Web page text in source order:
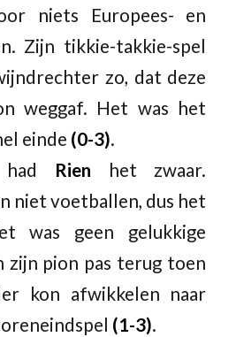
niets Europees- en
Zijn tikkie-takkie-spel
zo, dat deze
weggaf. Het was het
einde (0-3).
had Rien het zwaar.
niet voetballen, dus het
was geen gelukkige
zijn pion pas terug toen
kon afwikkelen naar
(1-3).